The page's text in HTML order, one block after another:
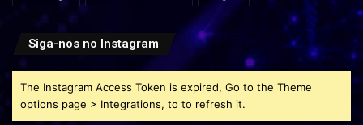
Siga-nos no Instagram
The Instagram Access Token is expired, Go to the Theme
options page > Integrations, to to refresh it.